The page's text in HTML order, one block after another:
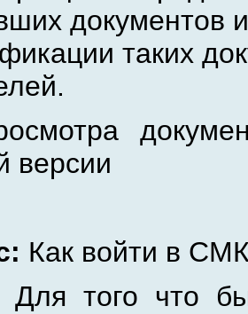
документов
таких
версии
Как войти в
Для того что